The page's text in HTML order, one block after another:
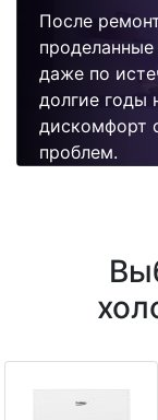
После
даже по
долгие годы
дискомфорт
проблем.